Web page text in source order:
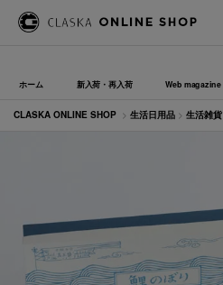
ホーム 新入荷・再入荷 Web magazine
CLASKA ONLINE SHOP > 生活日用品 > 生活雑貨